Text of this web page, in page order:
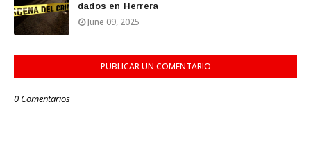
dados en Herrera
June 09, 2025
PUBLICAR UN COMENTARIO
0 Comentarios